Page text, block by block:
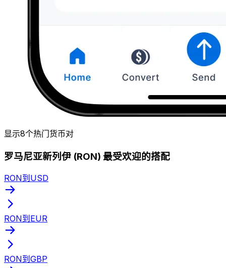
显示8个热门货币对
罗马尼亚新列伊 (RON) 最受欢迎的搭配
RON到USD
RON到EUR
RON到GBP